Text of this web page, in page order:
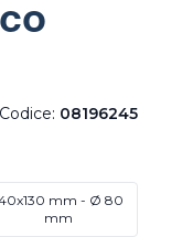
Codice: 08196245
mm - Ø 80
mm